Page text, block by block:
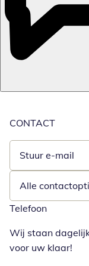
CONTACT
Stuur e-mail
Opent e-
Alle
Telefoon
Wij staan
voor uw klaar!